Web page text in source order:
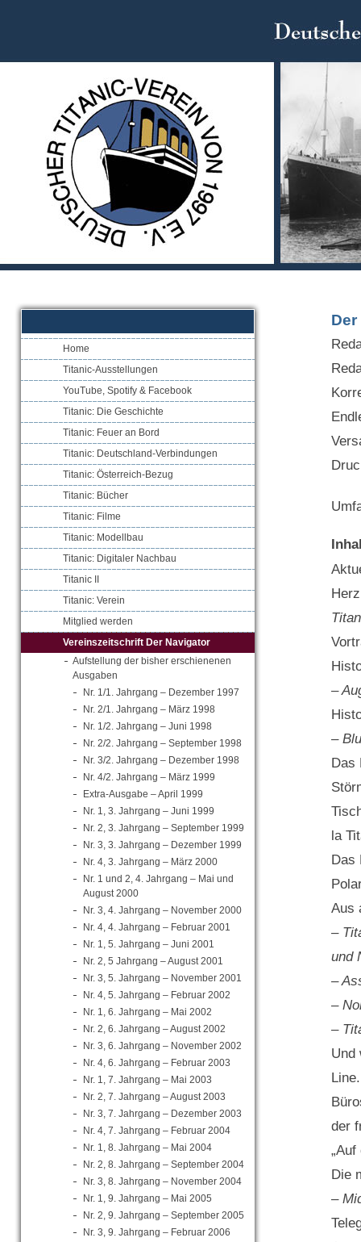
Home
Titanic-Ausstellungen
YouTube, Spotify & Facebook
Titanic: Die Geschichte
Titanic: Feuer an Bord
Titanic: Deutschland-Verbindungen
Titanic: Österreich-Bezug
Titanic: Bücher
Titanic: Filme
Titanic: Modellbau
Titanic: Digitaler Nachbau
Titanic II
Titanic: Verein
Mitglied werden
Vereinszeitschrift Der Navigator
Aufstellung der bisher erschienenen
Ausgaben
Nr. 1/1. Jahrgang – Dezember 1997
Nr. 2/1. Jahrgang – März 1998
Nr. 1/2. Jahrgang – Juni 1998
Nr. 2/2. Jahrgang – September 1998
Nr. 3/2. Jahrgang – Dezember 1998
Nr. 4/2. Jahrgang – März 1999
Extra-Ausgabe – April 1999
Nr. 1, 3. Jahrgang – Juni 1999
Nr. 2, 3. Jahrgang – September 1999
Nr. 3, 3. Jahrgang – Dezember 1999
Nr. 4, 3. Jahrgang – März 2000
Nr. 1 und 2, 4. Jahrgang – Mai und
August 2000
Nr. 3, 4. Jahrgang – November 2000
Nr. 4, 4. Jahrgang – Februar 2001
Nr. 1, 5. Jahrgang – Juni 2001
Nr. 2, 5 Jahrgang – August 2001
Nr. 3, 5. Jahrgang – November 2001
Nr. 4, 5. Jahrgang – Februar 2002
Nr. 1, 6. Jahrgang – Mai 2002
Nr. 2, 6. Jahrgang – August 2002
Nr. 3, 6. Jahrgang – November 2002
Nr. 4, 6. Jahrgang – Februar 2003
Nr. 1, 7. Jahrgang – Mai 2003
Nr. 2, 7. Jahrgang – August 2003
Nr. 3, 7. Jahrgang – Dezember 2003
Nr. 4, 7. Jahrgang – Februar 2004
Nr. 1, 8. Jahrgang – Mai 2004
Nr. 2, 8. Jahrgang – September 2004
Nr. 3, 8. Jahrgang – November 2004
Nr. 1, 9. Jahrgang – Mai 2005
Nr. 2, 9. Jahrgang – September 2005
Nr. 3, 9. Jahrgang – Februar 2006
–
–
Das
la
Das
Aus
–
und
–
–
–
Und
Line.
der
Die
–